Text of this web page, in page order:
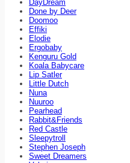
DayDream
Done by Deer
Doomoo
Effiki
Elodie
Ergobaby
Kenguru Gold
Koala Babycare
Lip Satler
Little Dutch
Nuna
Nuuroo
Pearhead
Rabbit&Friends
Red Castle
Sleepytroll
Stephen Joseph
Sweet Dreamers